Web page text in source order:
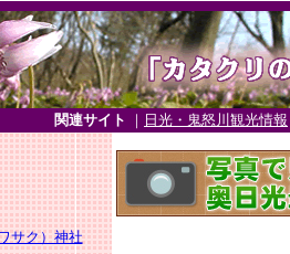
関連サイト ｜ 日光・鬼怒川観光情報
サク）神社